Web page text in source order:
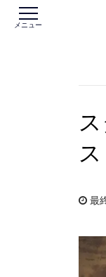
メニュー
ス
最